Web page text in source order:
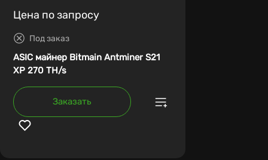
Цена по запросу
Под заказ
ASIC майнер Bitmain Antminer S21
XP 270 TH/s
Заказать